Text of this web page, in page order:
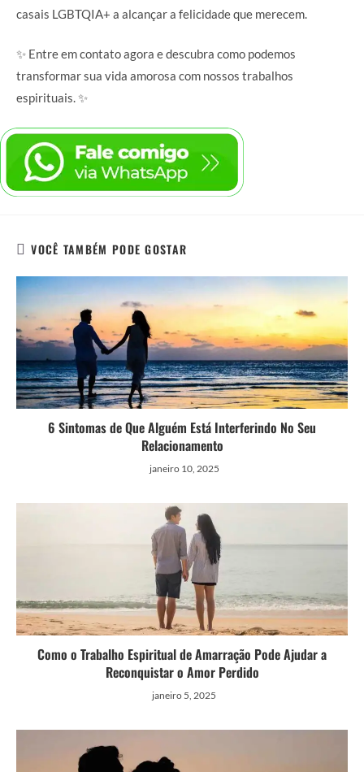
casais LGBTQIA+ a alcançar a felicidade que merecem.
✨ Entre em contato agora e descubra como podemos
transformar sua vida amorosa com nossos trabalhos
espirituais. ✨
VOCÊ TAMBÉM PODE GOSTAR
6 Sintomas de Que Alguém Está Interferindo No Seu
Relacionamento
janeiro 10, 2025
Como o Trabalho Espiritual de Amarração Pode Ajudar a
Reconquistar o Amor Perdido
janeiro 5, 2025